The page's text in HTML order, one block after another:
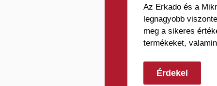
Az Erkado és a
legnagyobb
meg a sikeres
termékeket,
Érdekel